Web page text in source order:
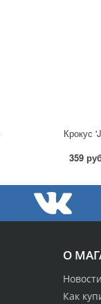
Крокус
359
О
Новости
Как